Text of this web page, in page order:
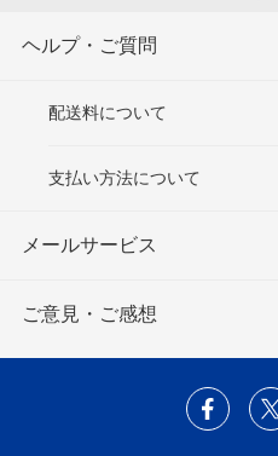
ヘルプ・ご質問
配送料について
支払い方法について
メールサービス
ご意見・ご感想